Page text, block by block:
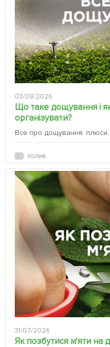
03/08/2026
Що таке дощування і
організувати?
Все про дощування: плюси,
полив
31/07/2026
Як позбутися м'яти на